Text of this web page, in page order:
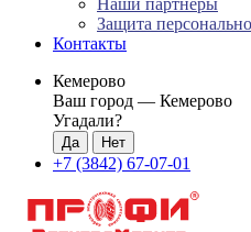
Наши партнеры
Защита
Контакты
Кемерово
Ваш город — Кемерово
Угадали?
+7 (3842) 67-07-01